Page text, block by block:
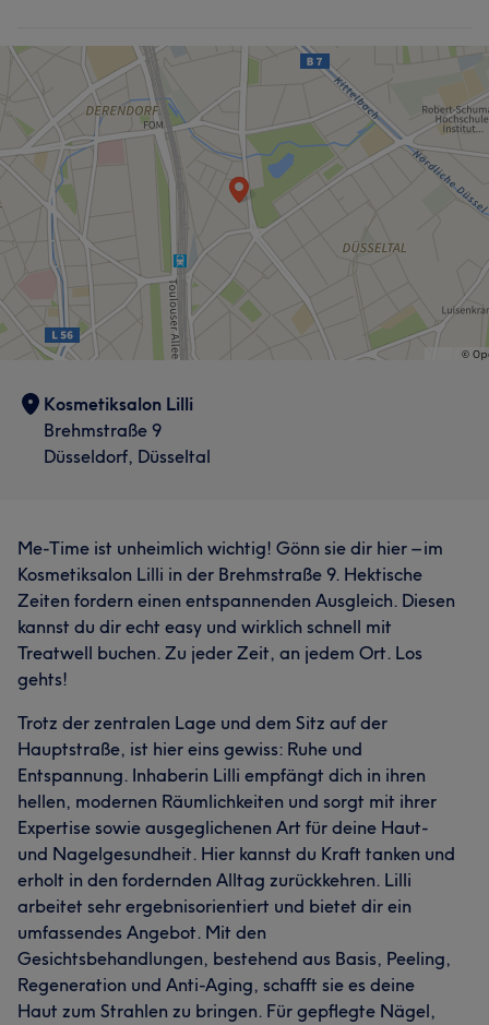
Kosmetiksalon Lilli
Brehmstraße 9
Düsseldorf, Düsseltal
Me-Time ist unheimlich wichtig! Gönn sie dir hier – im
Kosmetiksalon Lilli in der Brehmstraße 9. Hektische
Zeiten fordern einen entspannenden Ausgleich. Diesen
kannst du dir echt easy und wirklich schnell mit
Treatwell buchen. Zu jeder Zeit, an jedem Ort. Los
gehts!
Trotz der zentralen Lage und dem Sitz auf der
Hauptstraße, ist hier eins gewiss: Ruhe und
Entspannung. Inhaberin Lilli empfängt dich in ihren
hellen, modernen Räumlichkeiten und sorgt mit ihrer
Expertise sowie ausgeglichenen Art für deine Haut-
und Nagelgesundheit. Hier kannst du Kraft tanken und
erholt in den fordernden Alltag zurückkehren. Lilli
arbeitet sehr ergebnisorientiert und bietet dir ein
umfassendes Angebot. Mit den
Gesichtsbehandlungen, bestehend aus Basis, Peeling,
Regeneration und Anti-Aging, schafft sie es deine
Haut zum Strahlen zu bringen. Für gepflegte Nägel,